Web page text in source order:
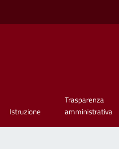
Istruzione
Trasparenza
amministrativa